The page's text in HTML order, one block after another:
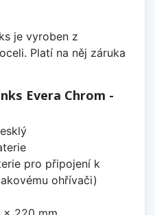
je vyroben z
Platí na něj záruka
Evera Chrom -
pro připojení k
ohřívači)